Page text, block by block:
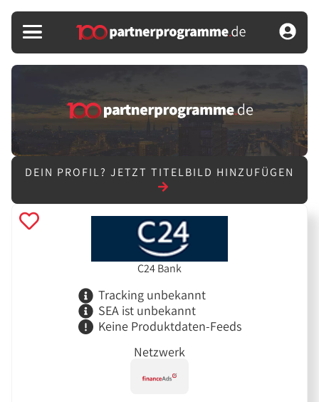
DEIN PROFIL? JETZT TITELBILD HINZUFÜGEN
C24 Bank
Tracking unbekannt
SEA ist unbekannt
Keine Produktdaten-Feeds
Netzwerk